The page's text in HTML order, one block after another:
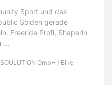
Sport und das
Sölden gerade
Freeride Profi, Shaperin
...
GmbH / Bike